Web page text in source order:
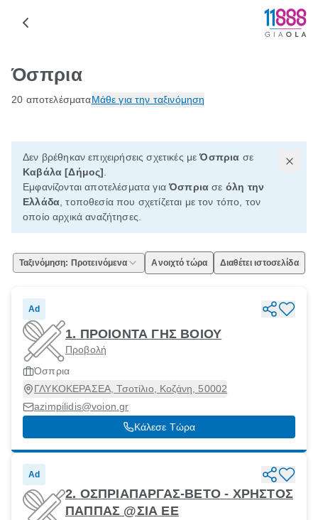
Όσπρια
20 αποτελέσματαΜάθε για την ταξινόμηση
Δεν βρέθηκαν επιχειρήσεις σχετικές μεΌσπρια σε
Καβάλα [Δήμος]
Εμφανίζονται αποτελέσματα γιαΌσπρια σε όλη την
Ελλάδα , τοποθεσία που σχετίζεται με τον τόπο, τον
οποίο αρχικά αναζήτησες.
Ταξινόμηση: Προτεινόμενα Ανοιχτό τώρα Διαθέτει ιστοσελίδα
Ad
1. ΠΡΟΙΟΝΤΑ ΓΗΣ ΒΟΙΟΥ
Προβολή
Όσπρια
ΓΛΥΚΟΚΕΡΑΣΕΑ, Τσοτίλιο, Κοζάνη, 50002
azimpilidis@voion.gr
Κάλεσε Τώρα
Ad
2. ΟΣΠΡΙΑΠΑΡΓΑΣ-ΒΕΤΟ - ΧΡΗΣΤΟΣ
ΠΑΠΠΑΣ @ΣΙΑ ΕΕ